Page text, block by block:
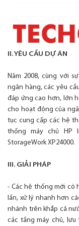
II. YÊU CẦU DỰ ÁN
Năm 2008, cùng với
ngân hàng, các yêu
đáp ứng cao hơn, lớn
cho hoạt động của
tục cung cấp các hệ
thống máy chủ HP
StorageWork XP24000.
III. GIẢI PHÁP
- Các hệ thống mới có
lần, xử lý nhanh hơn
nhánh trên khắp cả
các tầng máy chủ,